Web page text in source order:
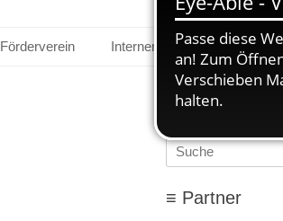
Förderverein Interner Bereich
Suchen
nach:
≡ Partner